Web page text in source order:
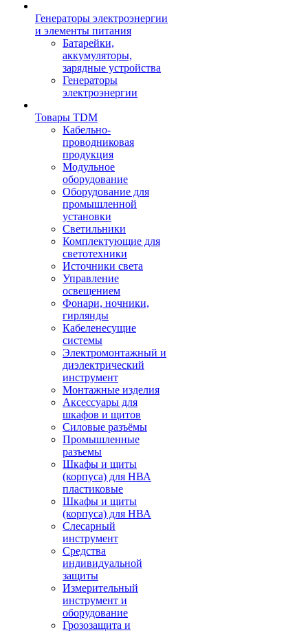
Генераторы электроэнергии
и элементы питания
Батарейки,
аккумуляторы,
зарядные устройства
Генераторы
электроэнергии
Товары TDM
Кабельно-
проводниковая
продукция
Модульное
оборудование
Оборудование для
промышленной
установки
Светильники
Комплектующие для
светотехники
Источники света
Управление
освещением
Фонари, ночники,
гирлянды
Кабеленесущие
системы
Электромонтажный и
диэлектрический
инструмент
Монтажные изделия
Аксессуары для
шкафов и щитов
Силовые разъёмы
Промышленные
разъемы
Шкафы и щиты
(корпуса) для НВА
пластиковые
Шкафы и щиты
(корпуса) для НВА
Слесарный
инструмент
Средства
индивидуальной
защиты
Измерительный
инструмент и
оборудование
Грозозащита и